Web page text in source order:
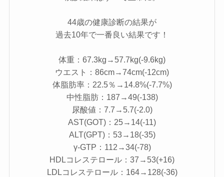
44歳の健康診断の結果が
過去10年で一番良い結果です！
体重：67.3kg→57.7kg(-9.6kg)
ウエスト：86cm→74cm(-12cm)
体脂肪率：22.5％→14.8%(-7.7%)
中性脂肪：187→49(-138)
尿酸値：7.7→5.7(-2.0)
AST(GOT)：25→14(-11)
ALT(GPT)：53→18(-35)
γ-GTP：112→34(-78)
HDLコレステロール：37→53(+16)
LDLコレステロール：164→128(-36)